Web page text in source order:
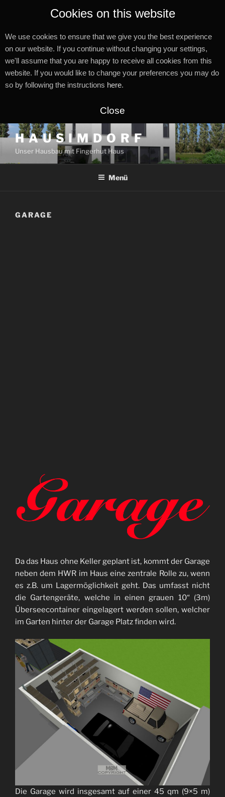
Cookies on this website
We use cookies to ensure that we give you the best experience
on our website. If you continue without changing your settings,
we'll assume that you are happy to receive all cookies from this
website. If you would like to change your preferences you may do
so by following the instructions here.
Close
Zum
Inhalt
springen
H A U S I M D O R F
Unser Hausbau mit Fingerhut Haus
Menü
GARAGE
Da das Haus ohne Keller geplant ist, kommt der Garage
neben dem HWR im Haus eine zentrale Rolle zu, wenn
es z.B. um Lagermöglichkeit geht. Das umfasst nicht
die Gartengeräte, welche in einen grauen 10“ (3m)
Überseecontainer eingelagert werden sollen, welcher
im Garten hinter der Garage Platz finden wird.
Die Garage wird insgesamt auf einer 45 qm (9×5 m)